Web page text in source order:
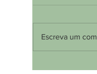
Escreva um